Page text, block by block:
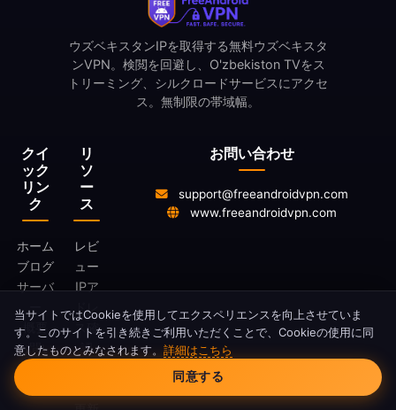
クイ
ック
リン
ク
ホーム
ブログ
サーバ
ー
概要
お問い
合わせ
リ
ソ
ー
ス
レビ
ュー
IPア
ドレ
ス確
認
ウズベキスタンIPを取得する無料ウズベキスタ
ンVPN。検閲を回避し、O'zbekiston TVをス
トリーミング、シルクロードサービスにアクセ
ス。無制限の帯域幅。
お問い合わせ
support@freeandroidvpn.com
www.freeandroidvpn.com
Cookieの同意
当サイトではCookieを使用してエクスペリエンスを向上させていま
す。このサイトを引き続きご利用いただくことで、Cookieの使用に同
意したものとみなされます。 詳細はこちら
同意する